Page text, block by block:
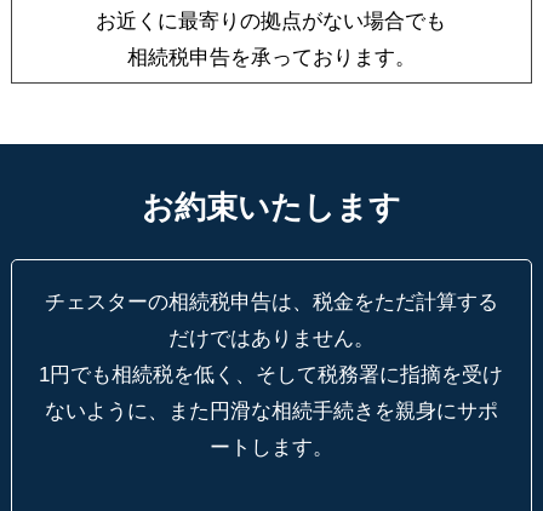
お近くに最寄りの拠点がない場合でも
相続税申告を承っております。
お約束いたします
チェスターの相続税申告は、税金をただ計算する
だけではありません。
1円でも相続税を低く、そして税務署に指摘を受け
ないように、
また円滑な相続手続きを親身にサポ
ートします。